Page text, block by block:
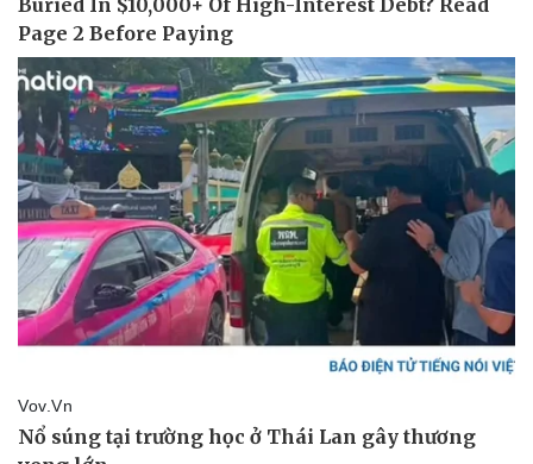
Sức khỏe
Dinh dưỡng - món ngon
Cây thuốc
Sản phụ khoa
Nhi khoa
Phòng mạch online
Ăn sạch sống khỏe
Đời sống
Nhà đẹp
Blog
Tình yêu - Gia đình